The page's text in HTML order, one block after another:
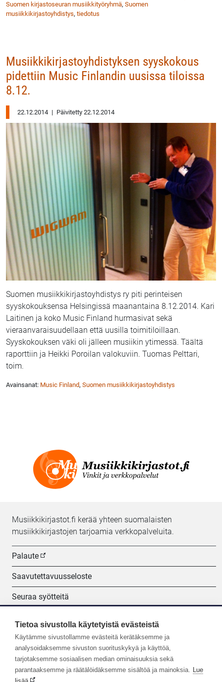
Suomen kirjastoseuran musiikkityöryhmä, Suomen
musiikkikirjastoyhdistys, tiedotus
Musiikkikirjastoyhdistyksen syyskokous
pidettiin Music Finlandin uusissa tiloissa
8.12.
22.12.2014 | Päivitetty 22.12.2014
Suomen musiikkikirjastoyhdistys ry piti perinteisen
syyskokouksensa Helsingissä maanantaina 8.12.2014. Kari
Laitinen ja koko Music Finland hurmasivat sekä
vieraanvaraisuudellaan että uusilla toimitiloillaan.
Syyskokouksen väki oli jälleen musiikin ytimessä. Täältä
raporttiin ja Heikki Poroilan valokuviin. Tuomas Pelttari,
toim.
Avainsanat: Music Finland, Suomen musiikkikirjastoyhdistys
Musiikkikirjastot.fi kerää yhteen suomalaisten
musiikkikirjastojen tarjoamia verkkopalveluita.
Palaute
Saavutettavuusseloste
Seuraa syötteitä
Seuraa meitä:
Tietoa sivustolla käytetyistä evästeistä
Käytämme sivustollamme evästeitä kerätäksemme ja
analysoidaksemme sivuston suorituskykyä ja käyttöä,
tarjotaksemme sosiaalisen median ominaisuuksia sekä
parantaaksemme ja räätälöidäksemme sisältöä ja mainoksia. Lue